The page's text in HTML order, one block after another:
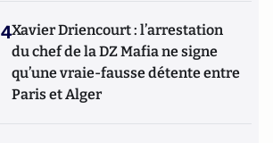
4Xavier Driencourt : l’arrestation
du chef de la DZ Mafia ne signe
qu’une vraie-fausse détente entre
Paris et Alger